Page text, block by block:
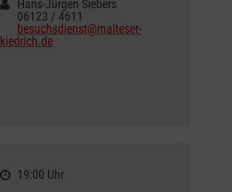
Hans-Jürgen Siebers
06123 / 4611
besuchsdienst@malteser-
kiedrich.de
19:00 Uhr